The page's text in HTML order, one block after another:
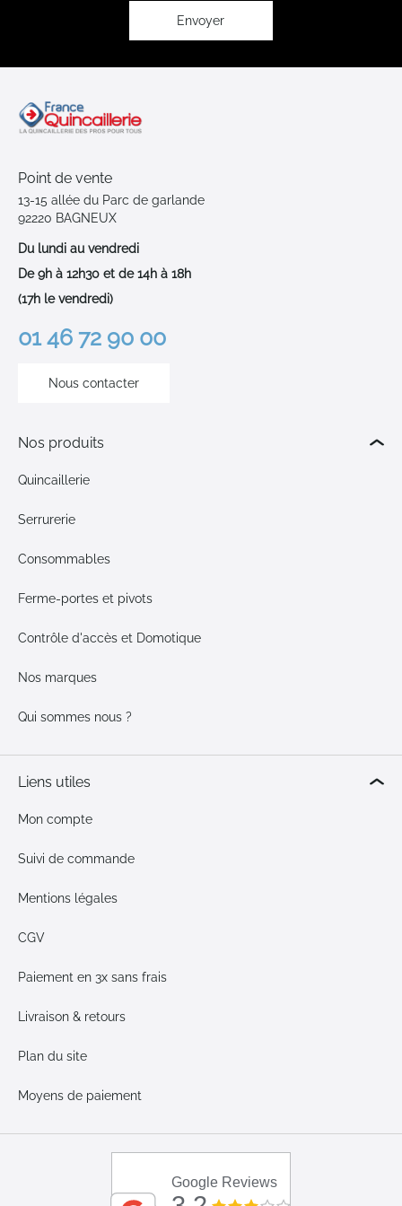
Envoyer
Point de vente
13-15 allée du Parc de garlande
92220 BAGNEUX
Du lundi au vendredi
De 9h à 12h30 et de 14h à 18h
(17h le vendredi)
01 46 72 90 00
Nous contacter
Nos produits
Quincaillerie
Serrurerie
Consommables
Ferme-portes et pivots
Contrôle d'accès et Domotique
Nos marques
Qui sommes nous ?
Liens utiles
Mon compte
Suivi de commande
Mentions légales
CGV
Paiement en 3x sans frais
Livraison & retours
Plan du site
Moyens de paiement
Google Reviews